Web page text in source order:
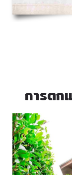
การตก